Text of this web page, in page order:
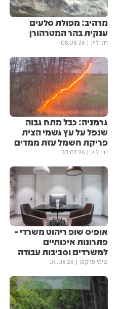
מרהיב: מפולת סלעים
ענקית בהר המטרהורן
חני לוין 08.08.26
גרמניה: כבל מתח גבוה
שנפל על עץ גשמי הצית
פריקת חשמל עזת ממדים
חני לוין 30.07.26
אופיס שופ ריהוט משרדי -
פתרונות איכותיים
למשרדים וסביבות עבודה
שימי פרקש 04.08.26